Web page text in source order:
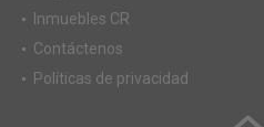
Inmuebles CR
Contáctenos
Políticas de privacidad